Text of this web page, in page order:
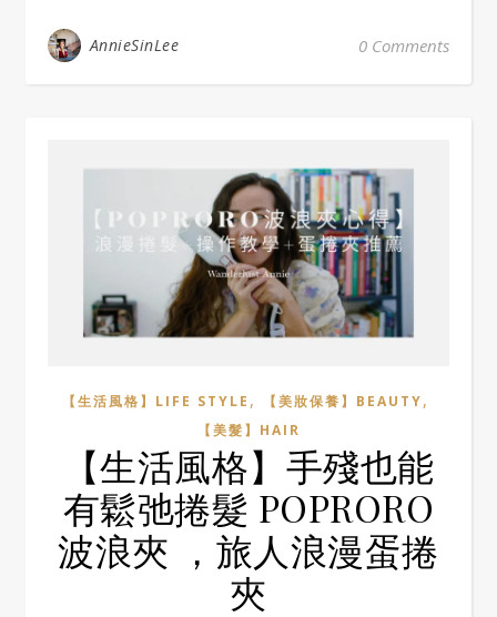
AnnieSinLee 0 Comments
【生活風格】LIFE STYLE , 【美妝保養】BEAUTY,
【美髮】HAIR
【生活風格】手殘也能
有鬆弛捲髮 POPRORO
波浪夾 ，旅人浪漫蛋捲
夾